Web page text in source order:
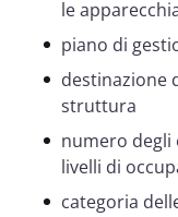
le
piano di
destinazione
struttura
numero degli
livelli di
categoria